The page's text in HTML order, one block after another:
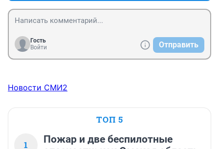
Гость
Войти
Отправить
Новости СМИ2
ТОП 5
1
Пожар и две беспилотные